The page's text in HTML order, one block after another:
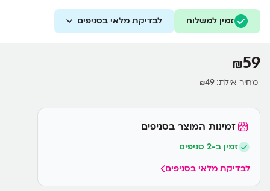
טביעות אצבע ולכלוך - רגיש למגע, חלק ביותר, מונע שריטות
והשתקפויות, בעל מגע עדין
זמין למשלוח לבדיקת מלאי בסניפים
₪59
מחיר אילת: ₪49
זמינות המוצר בסניפים
זמין ב-2 סניפים
לבדיקת מלאי בסניפים